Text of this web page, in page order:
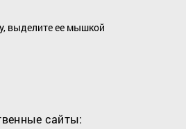
выделите ее мышкой
сайты: